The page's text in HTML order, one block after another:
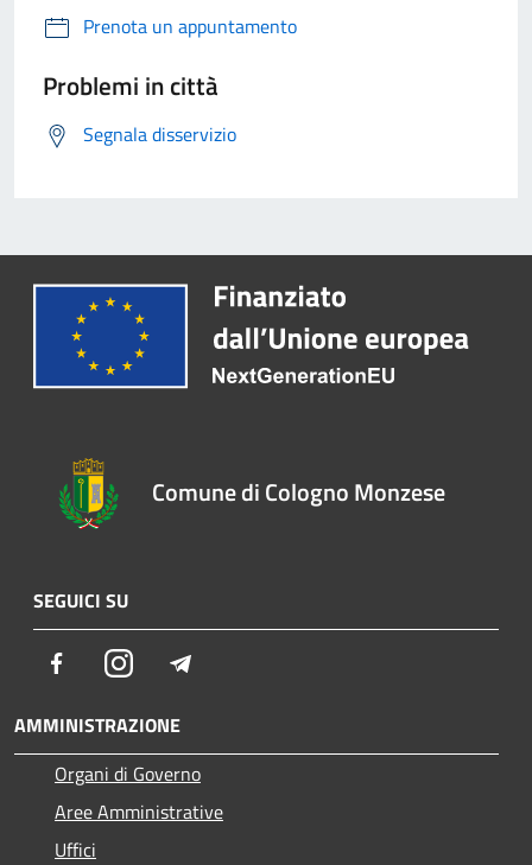
Prenota un appuntamento
Problemi in città
Segnala disservizio
Comune di Cologno Monzese
SEGUICI SU
FacebookInstagram
AMMINISTRAZIONE
Organi di Governo
Aree Amministrative
Uffici